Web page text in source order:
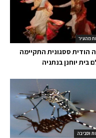
מהעיר
הודית ססגונית התקיימה
בית יוחנן בנתניה
וסביבה